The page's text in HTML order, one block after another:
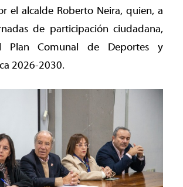
el alcalde Roberto Neira, quien, a
de participación ciudadana,
Plan Comunal de Deportes y
2026-2030.